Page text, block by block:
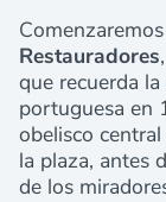
Restauradores
que recuerda
portuguesa en
obelisco
la plaza, antes
de los